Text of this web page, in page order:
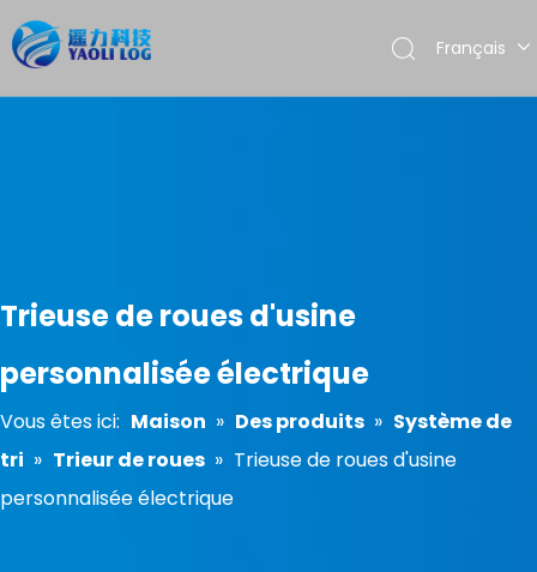
Français
Trieuse de roues d'usine
personnalisée électrique
Vous êtes ici: Maison » Des produits » Système de
tri » Trieur de roues » Trieuse de roues d'usine
personnalisée électrique